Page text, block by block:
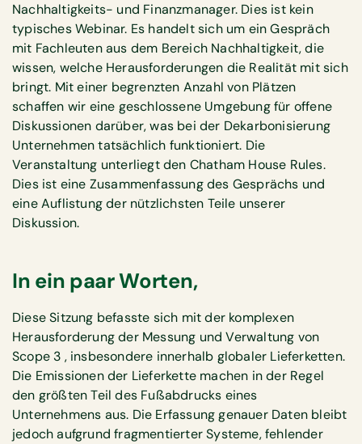
Nachhaltigkeits- und Finanzmanager. Dies ist kein
typisches Webinar. Es handelt sich um ein Gespräch
mit Fachleuten aus dem Bereich Nachhaltigkeit, die
wissen, welche Herausforderungen die Realität mit sich
bringt. Mit einer begrenzten Anzahl von Plätzen
schaffen wir eine geschlossene Umgebung für offene
Diskussionen darüber, was bei der Dekarbonisierung
Unternehmen tatsächlich funktioniert. Die
Veranstaltung unterliegt den Chatham House Rules.
Dies ist eine Zusammenfassung des Gesprächs und
eine Auflistung der nützlichsten Teile unserer
Diskussion.
In ein paar Worten,
Diese Sitzung befasste sich mit der komplexen
Herausforderung der Messung und Verwaltung von
Scope 3 , insbesondere innerhalb globaler Lieferketten.
Die Emissionen der Lieferkette machen in der Regel
den größten Teil des Fußabdrucks eines
Unternehmens aus. Die Erfassung genauer Daten bleibt
jedoch aufgrund fragmentierter Systeme, fehlender